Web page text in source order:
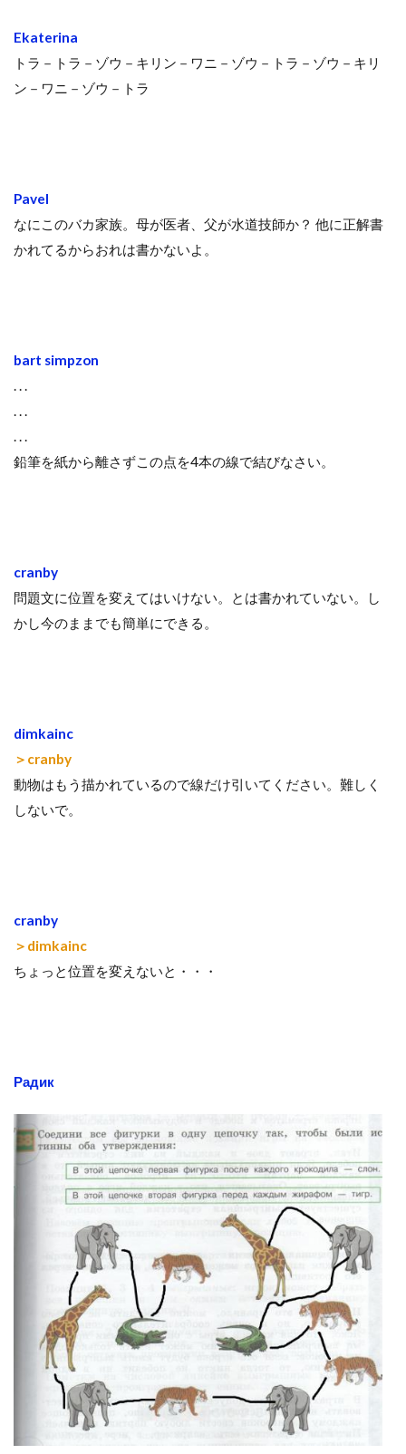
Ekaterina
トラ－トラ－ゾウ－キリン－ワニ－ゾウ－トラ－ゾウ－キリ
ン－ワニ－ゾウ－トラ
Pavel
なにこのバカ家族。母が医者、父が水道技師か？ 他に正解書
かれてるからおれは書かないよ。
bart simpzon
. . .
. . .
. . .
鉛筆を紙から離さずこの点を4本の線で結びなさい。
cranby
問題文に位置を変えてはいけない。とは書かれていない。し
かし今のままでも簡単にできる。
dimkainc
＞cranby
動物はもう描かれているので線だけ引いてください。難しく
しないで。
cranby
＞dimkainc
ちょっと位置を変えないと・・・
Радик